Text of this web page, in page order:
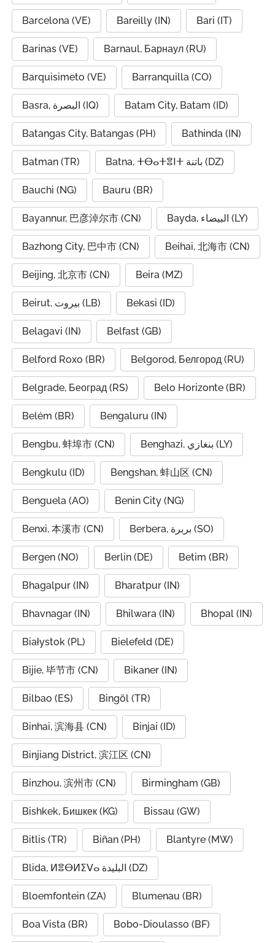
Barcelona (VE) Bareilly (IN) Bari (IT)
Barinas (VE) Barnaul, Барнаул (RU)
Barquisimeto (VE) Barranquilla (CO)
Basra, البصرة (IQ) Batam City, Batam (ID)
Batangas City, Batangas (PH) Bathinda (IN)
Batman (TR) Batna, ⵜⴱⴰⵜⴻⵏⵜ باتنة (DZ)
Bauchi (NG) Bauru (BR)
Bayannur, 巴彦淖尔市 (CN) Bayda, البيضاء (LY)
Bazhong City, 巴中市 (CN) Beihai, 北海市 (CN)
Beijing, 北京市 (CN) Beira (MZ)
Beirut, بيروت (LB) Bekasi (ID)
Belagavi (IN) Belfast (GB)
Belford Roxo (BR) Belgorod, Белгород (RU)
Belgrade, Београд (RS) Belo Horizonte (BR)
Belém (BR) Bengaluru (IN)
Bengbu, 蚌埠市 (CN) Benghazi, بنغازي (LY)
Bengkulu (ID) Bengshan, 蚌山区 (CN)
Benguela (AO) Benin City (NG)
Benxi, 本溪市 (CN) Berbera, بربرة (SO)
Bergen (NO) Berlin (DE) Betim (BR)
Bhagalpur (IN) Bharatpur (IN)
Bhavnagar (IN) Bhilwara (IN) Bhopal (IN)
Białystok (PL) Bielefeld (DE)
Bijie, 毕节市 (CN) Bikaner (IN)
Bilbao (ES) Bingöl (TR)
Binhai, 滨海县 (CN) Binjai (ID)
Binjiang District, 滨江区 (CN)
Binzhou, 滨州市 (CN) Birmingham (GB)
Bishkek, Бишкек (KG) Bissau (GW)
Bitlis (TR) Biñan (PH) Blantyre (MW)
Blida, ⵍⴻⴱⵍⵉⴸⴰ البليدة (DZ)
Bloemfontein (ZA) Blumenau (BR)
Boa Vista (BR) Bobo-Dioulasso (BF)